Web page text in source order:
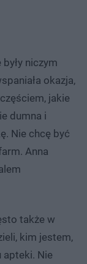
niczym
okazja,
jakie
dumna i
Nie chcę być
Anna
także w
kim jestem,
Nie